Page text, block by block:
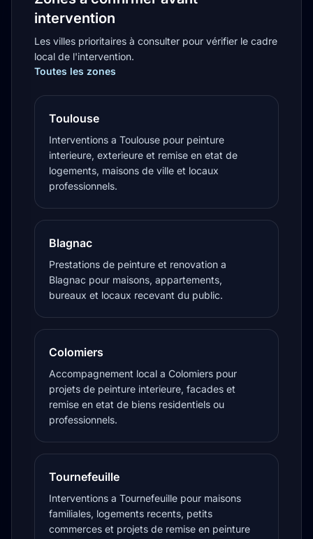
intervention
Les villes prioritaires à consulter pour vérifier le cadre
local de l'intervention.
Toutes les zones
Toulouse
Interventions a Toulouse pour peinture
interieure, exterieure et remise en etat de
logements, maisons de ville et locaux
professionnels.
Blagnac
Prestations de peinture et renovation a
Blagnac pour maisons, appartements,
bureaux et locaux recevant du public.
Colomiers
Accompagnement local a Colomiers pour
projets de peinture interieure, facades et
remise en etat de biens residentiels ou
professionnels.
Tournefeuille
Interventions a Tournefeuille pour maisons
familiales, logements recents, petits
commerces et projets de remise en peinture